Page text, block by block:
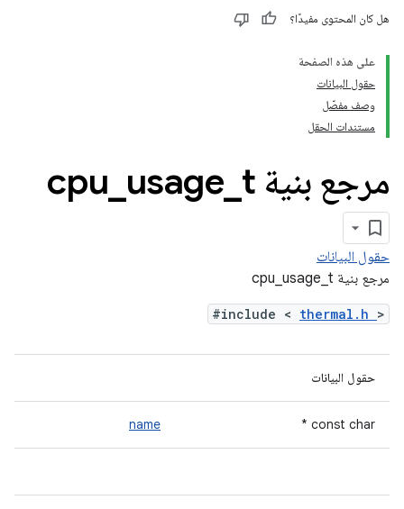
هل كان المحتوى مفيدًا؟
على هذه الصفحة
حقول البيانات
وصف مفصّل
مستندات الحقل
مرجع بنية cpu usage t
حقول البيانات
مرجع بنية cpu_usage_t
#include < thermal.h >
حقول البيانات
const char *
name